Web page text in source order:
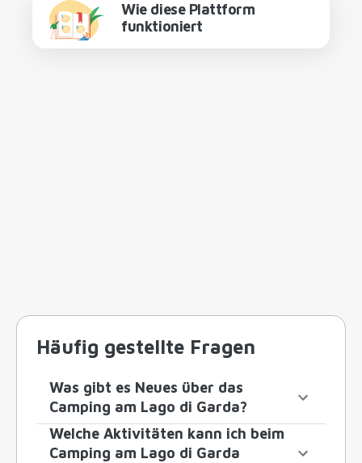
Wie diese Plattform
funktioniert
Häufig gestellte Fragen
Was gibt es Neues über das
Camping am Lago di Garda?
Welche Aktivitäten kann ich beim
Camping am Lago di Garda